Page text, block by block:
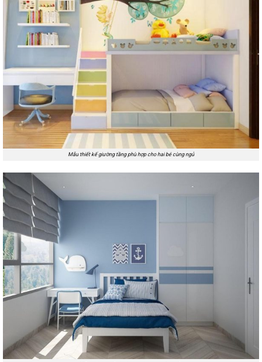
Mẫu thiết kế giường tầng phù hợp cho hai bé cùng ngủ